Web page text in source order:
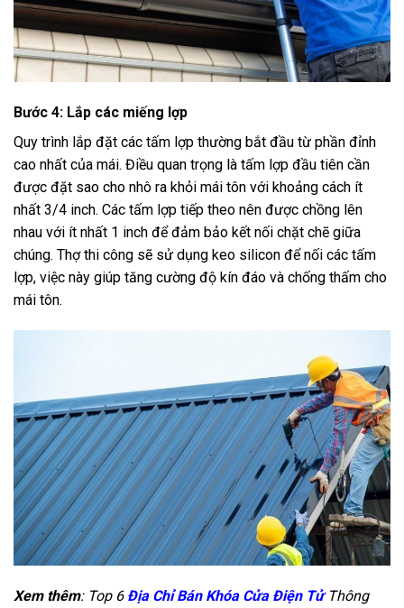
Bước 4: Lắp các miếng lợp
Quy trình lắp đặt các tấm lợp thường bắt đầu từ phần đỉnh
cao nhất của mái. Điều quan trọng là tấm lợp đầu tiên cần
được đặt sao cho nhô ra khỏi mái tôn với khoảng cách ít
nhất 3/4 inch. Các tấm lợp tiếp theo nên được chồng lên
nhau với ít nhất 1 inch để đảm bảo kết nối chặt chẽ giữa
chúng. Thợ thi công sẽ sử dụng keo silicon để nối các tấm
lợp, việc này giúp tăng cường độ kín đáo và chống thấm cho
mái tôn.
Xem thêm: Top 6 Địa Chỉ Bán Khóa Cửa Điện Tử Thông